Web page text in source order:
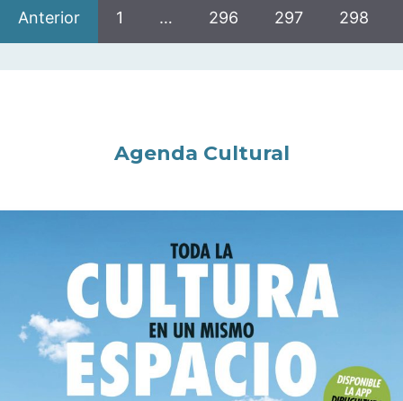
Anterior 1 … 296 297 298
Agenda Cultural